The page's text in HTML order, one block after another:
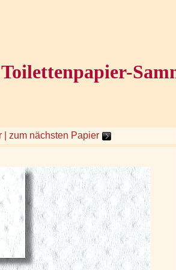
Toilettenpapier-
| zum nächsten Papier